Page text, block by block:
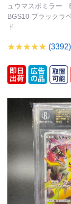
ュウマスボミラー
BGS10 ブラックラ
ド
(3392)